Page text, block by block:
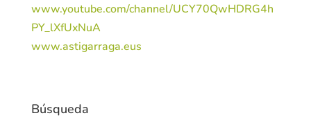
www.youtube.com/channel/UCY70QwHDRG4h
PY_lXfUxNuA
www.astigarraga.eus
Búsqueda